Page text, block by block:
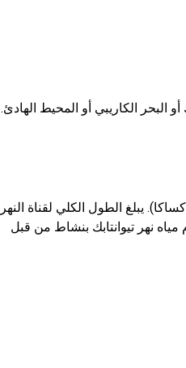
البحر الكاريبي أو المحيط الهادئ.
يبلغ الطول الكلي لقناة النهر
نهر تيوانتابك بنشاط من قبل